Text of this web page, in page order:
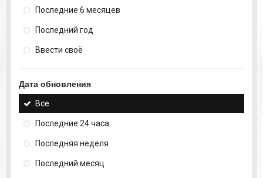
Последние 6 месяцев
Последний год
Ввести своё
Дата обновления
Все
Последние 24 часа
Последняя неделя
Последний месяц